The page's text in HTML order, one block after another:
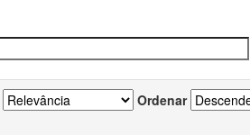
Ordenar